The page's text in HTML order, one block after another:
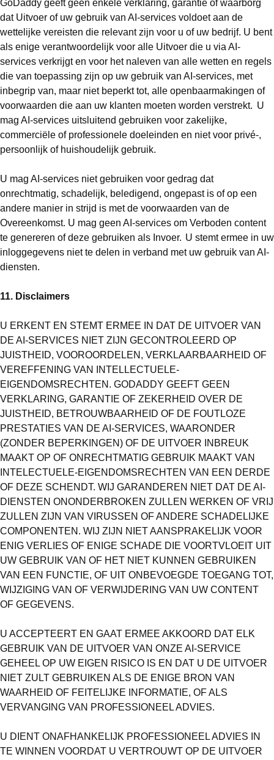
GoDaddy geeft geen enkele verklaring, garantie of waarborg
dat Uitvoer of uw gebruik van AI-services voldoet aan de
wettelijke vereisten die relevant zijn voor u of uw bedrijf. U bent
als enige verantwoordelijk voor alle Uitvoer die u via AI-
services verkrijgt en voor het naleven van alle wetten en regels
die van toepassing zijn op uw gebruik van AI-services, met
inbegrip van, maar niet beperkt tot, alle openbaarmakingen of
voorwaarden die aan uw klanten moeten worden verstrekt. U
mag AI-services uitsluitend gebruiken voor zakelijke,
commerciële of professionele doeleinden en niet voor privé-,
persoonlijk of huishoudelijk gebruik.
U mag AI-services niet gebruiken voor gedrag dat
onrechtmatig, schadelijk, beledigend, ongepast is of op een
andere manier in strijd is met de voorwaarden van de
Overeenkomst. U mag geen AI-services om Verboden content
te genereren of deze gebruiken als Invoer. U stemt ermee in uw
inloggegevens niet te delen in verband met uw gebruik van AI-
diensten.
11. Disclaimers
U ERKENT EN STEMT ERMEE IN DAT DE UITVOER VAN
DE AI-SERVICES NIET ZIJN GECONTROLEERD OP
JUISTHEID, VOOROORDELEN, VERKLAARBAARHEID OF
VEREFFENING VAN INTELLECTUELE-
EIGENDOMSRECHTEN. GODADDY GEEFT GEEN
VERKLARING, GARANTIE OF ZEKERHEID OVER DE
JUISTHEID, BETROUWBAARHEID OF DE FOUTLOZE
PRESTATIES VAN DE AI-SERVICES, WAARONDER
(ZONDER BEPERKINGEN) OF DE UITVOER INBREUK
MAAKT OP OF ONRECHTMATIG GEBRUIK MAAKT VAN
INTELECTUELE-EIGENDOMSRECHTEN VAN EEN DERDE
OF DEZE SCHENDT. WIJ GARANDEREN NIET DAT DE AI-
DIENSTEN ONONDERBROKEN ZULLEN WERKEN OF VRIJ
ZULLEN ZIJN VAN VIRUSSEN OF ANDERE SCHADELIJKE
COMPONENTEN. WIJ ZIJN NIET AANSPRAKELIJK VOOR
ENIG VERLIES OF ENIGE SCHADE DIE VOORTVLOEIT UIT
UW GEBRUIK VAN OF HET NIET KUNNEN GEBRUIKEN
VAN EEN FUNCTIE, OF UIT ONBEVOEGDE TOEGANG TOT,
WIJZIGING VAN OF VERWIJDERING VAN UW CONTENT
OF GEGEVENS.
U ACCEPTEERT EN GAAT ERMEE AKKOORD DAT ELK
GEBRUIK VAN DE UITVOER VAN ONZE AI-SERVICE
GEHEEL OP UW EIGEN RISICO IS EN DAT U DE UITVOER
NIET ZULT GEBRUIKEN ALS DE ENIGE BRON VAN
WAARHEID OF FEITELIJKE INFORMATIE, OF ALS
VERVANGING VAN PROFESSIONEEL ADVIES.
U DIENT ONAFHANKELIJK PROFESSIONEEL ADVIES IN
TE WINNEN VOORDAT U VERTROUWT OP DE UITVOER